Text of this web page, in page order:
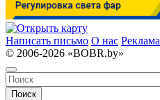
Написать письмо О нас Реклама
© 2006-2026 «BOBR.by»
Поиск